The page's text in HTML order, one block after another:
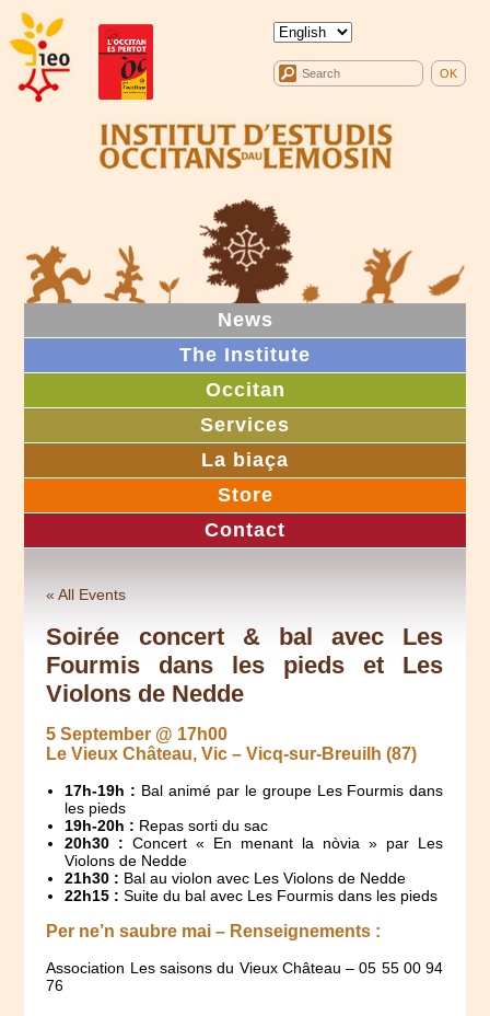
News
The Institute
Occitan
Services
La biaça
Store
Contact
« All Events
Soirée concert & bal avec Les
Fourmis dans les pieds et Les
Violons de Nedde
5 September @ 17h00
Le Vieux Château, Vic – Vicq-sur-Breuilh (87)
17h-19h : Bal animé par le groupe Les Fourmis dans
les pieds
19h-20h : Repas sorti du sac
20h30 : Concert « En menant la nòvia » par Les
Violons de Nedde
21h30 : Bal au violon avec Les Violons de Nedde
22h15 : Suite du bal avec Les Fourmis dans les pieds
Per ne’n saubre mai – Renseignements :
Association Les saisons du Vieux Château – 05 55 00 94
76